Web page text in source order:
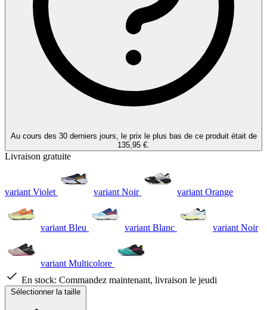
Au cours des 30 derniers jours, le prix le plus bas de ce produit était de
135,95 €.
Livraison gratuite
variant Violet variant Noir variant Orange
variant Bleu variant Blanc variant Noir
variant Multicolore
En stock: Commandez maintenant, livraison le jeudi
Sélectionner la taille